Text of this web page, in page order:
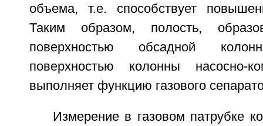
объема, т.е. способствует
Таким образом, полость,
поверхностью обсадной
поверхностью колонны насосно-
выполняет функцию газового
Измерение в газовом патрубке